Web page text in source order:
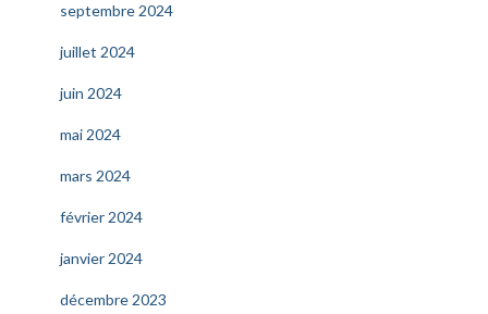
septembre 2024
juillet 2024
juin 2024
mai 2024
mars 2024
février 2024
janvier 2024
décembre 2023